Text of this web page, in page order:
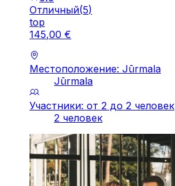
Отличный(5)
top
145,00 €
Местоположение: Jūrmala
Jūrmala
Участники: от 2 до 2 человек
2 человек